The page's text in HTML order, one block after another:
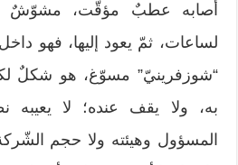
أصابه عطبٌ مؤقّت، مشوّشٌ
لساعات، ثمّ يعود إليها، فهو
“شوزفرينيّ” مسوّغ، هو شكلٌ
به، ولا يقف عنده؛ لا
المسؤول وهيئته ولا حجم